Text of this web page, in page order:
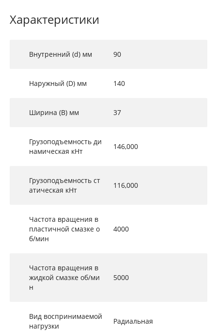
Характеристики
Внутренний (d) мм 90
Наружный (D) мм 140
Ширина (B) мм 37
Грузоподъемность ди
намическая кНт
146,000
Грузоподъемность ст
атическая кНт
116,000
Частота вращения в
пластичной смазке о
б/мин
4000
Частота вращения в
жидкой смазке об/ми
н
5000
Вид воспринимаемой
нагрузки
Радиальная